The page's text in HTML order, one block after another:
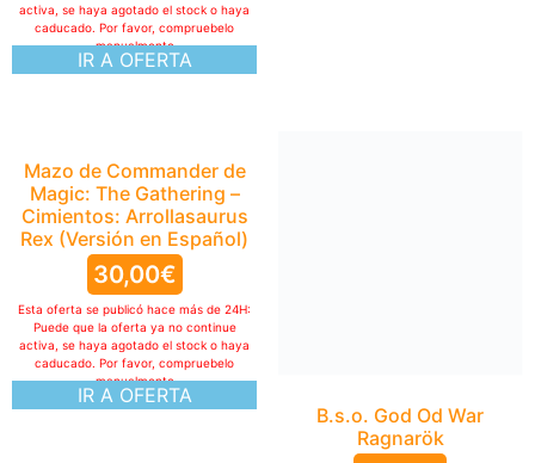
IR A OFERTA
activa, se haya agotado el stock o haya
caducado. Por favor, compruebelo
manualmente
Mazo de Commander de
Magic: The Gathering –
Cimientos: Arrollasaurus
Rex (Versión en Español)
30,00€
IR A OFERTA
Esta oferta se publicó hace más de 24H:
Puede que la oferta ya no continue
activa, se haya agotado el stock o haya
caducado. Por favor, compruebelo
manualmente
B.s.o. God Od War
Ragnarök